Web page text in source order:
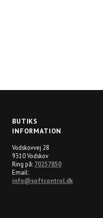
BUTIKS
INFORMATION
Vodskovvej 28
9310 Vodskov
Ring på: 70257850
Email:
info@softcontrol.dk